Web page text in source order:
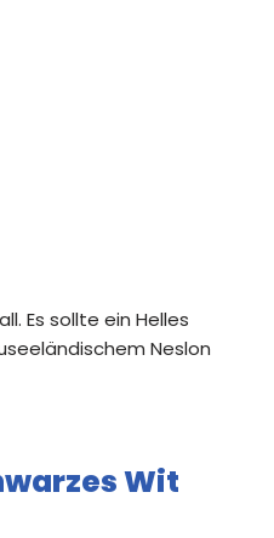
Es sollte ein Helles
Neslon
Wit